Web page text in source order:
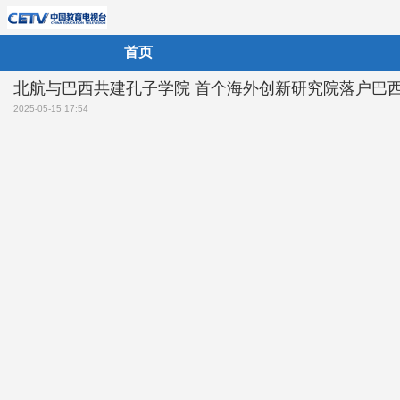
首页
北航与巴西共建孔子学院 首个海外创新研究院落户巴
2025-05-15 17:54